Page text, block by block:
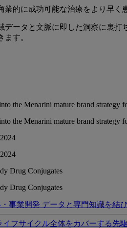
業的に成功可能な治療をより早く
データと文脈に即した洞察に裏
す。
the Menarini mature brand strategy
the Menarini mature brand strategy
Drug Conjugates
Drug Conjugates
事業開発 データと専門知識を結
イフサイクル全体をカバーする先